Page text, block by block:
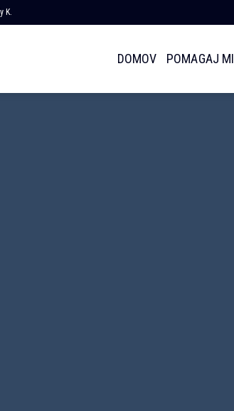
K.
DOMOV POMAGAJ MI